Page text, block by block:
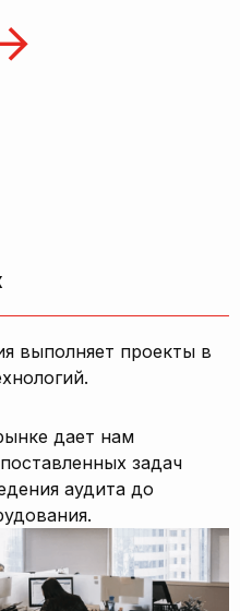
выполняет проекты в
дает нам
задач
аудита до